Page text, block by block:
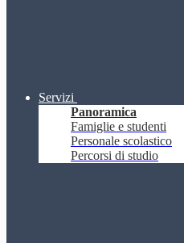
Servizi
Panoramica
Famiglie e studenti
Personale scolastico
Percorsi di studio